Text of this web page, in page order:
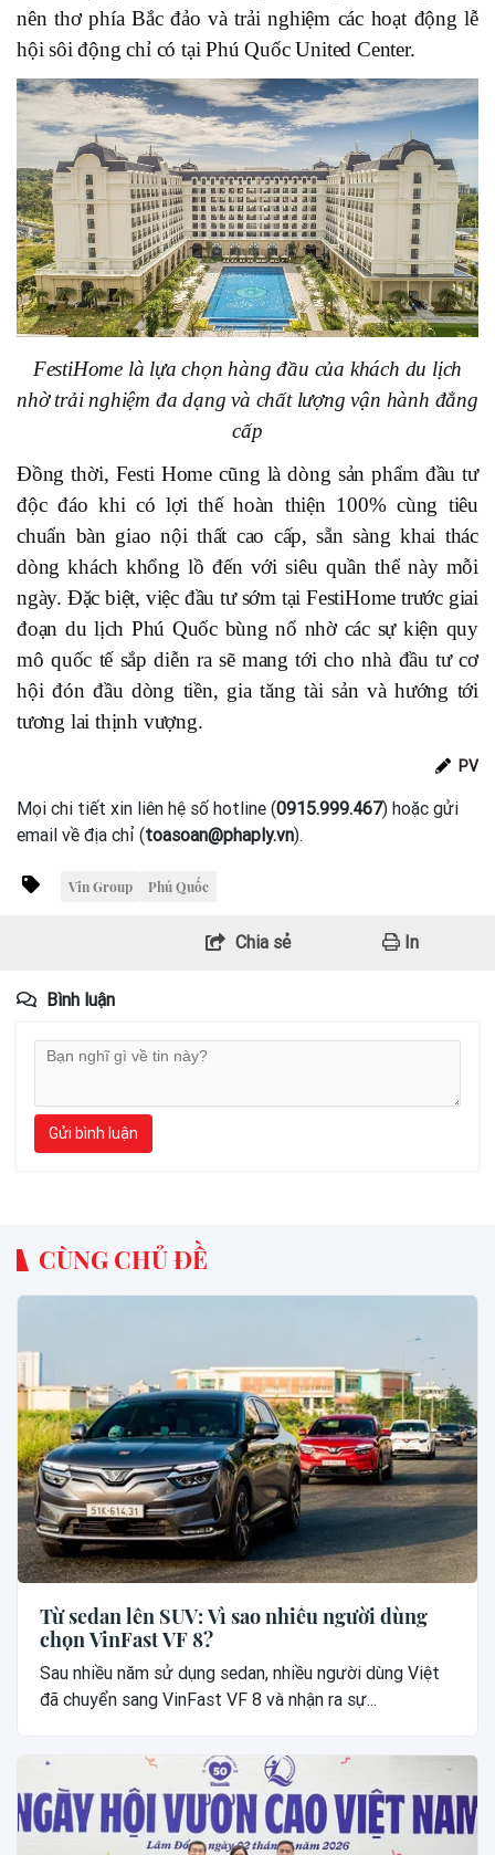
nên thơ phía Bắc đảo và trải nghiệm các hoạt động lễ
hội sôi động chỉ có tại Phú Quốc United Center.
FestiHome là lựa chọn hàng đầu của khách du lịch
nhờ trải nghiệm đa dạng và chất lượng vận hành đẳng
cấp
Đồng thời, Festi Home cũng là dòng sản phẩm đầu tư
độc đáo khi có lợi thế hoàn thiện 100% cùng tiêu
chuẩn bàn giao nội thất cao cấp, sẵn sàng khai thác
dòng khách khổng lồ đến với siêu quần thể này mỗi
ngày. Đặc biệt, việc đầu tư sớm tại FestiHome trước giai
đoạn du lịch Phú Quốc bùng nổ nhờ các sự kiện quy
mô quốc tế sắp diễn ra sẽ mang tới cho nhà đầu tư cơ
hội đón đầu dòng tiền, gia tăng tài sản và hướng tới
tương lai thịnh vượng.
PV
Mọi chi tiết xin liên hệ số hotline (0915.999.467) hoặc gửi
email về địa chỉ (toasoan@phaply.vn).
Vin Group Phú Quốc
Chia sẻ In
Bình luận
Gửi bình luận
CÙNG CHỦ ĐỀ
Từ sedan lên SUV: Vì sao nhiều người dùng
chọn VinFast VF 8?
Sau nhiều năm sử dụng sedan, nhiều người dùng Việt
đã chuyển sang VinFast VF 8 và nhận ra sự...